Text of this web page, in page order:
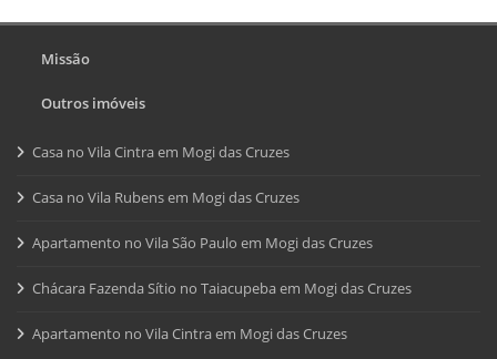
Missão
Outros imóveis
Casa no Vila Cintra em Mogi das Cruzes
Casa no Vila Rubens em Mogi das Cruzes
Apartamento no Vila São Paulo em Mogi das Cruzes
Chácara Fazenda Sítio no Taiacupeba em Mogi das Cruzes
Apartamento no Vila Cintra em Mogi das Cruzes